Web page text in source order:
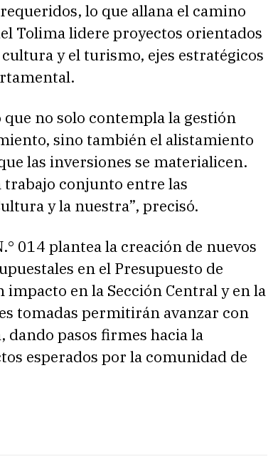
lo que allana el camino
Tolima lidere proyectos orientados
y el turismo, ejes estratégicos
no solo contempla la gestión
sino también el alistamiento
las inversiones se materialicen.
trabajo conjunto entre las
y la nuestra”, precisó.
014 plantea la creación de nuevos
en el Presupuesto de
impacto en la Sección Central y en la
tomadas permitirán avanzar con
pasos firmes hacia la
esperados por la comunidad de